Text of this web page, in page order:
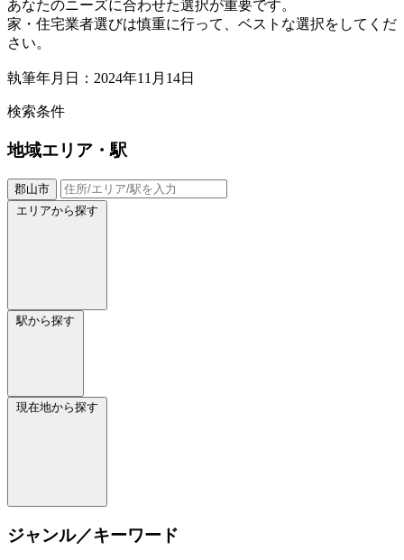
あなたのニーズに合わせた選択が重要です。
家・住宅業者選びは慎重に行って、ベストな選択をしてくだ
さい。
執筆年月日：2024年11月14日
検索条件
地域エリア・駅
郡山市
エリアから探す
駅から探す
現在地から探す
ジャンル／キーワード